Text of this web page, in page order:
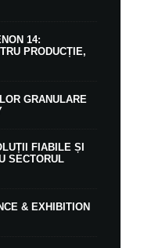
14:
PRODUCȚIE,
GRANULARE
FIABILE ȘI
SECTORUL
& EXHIBITION